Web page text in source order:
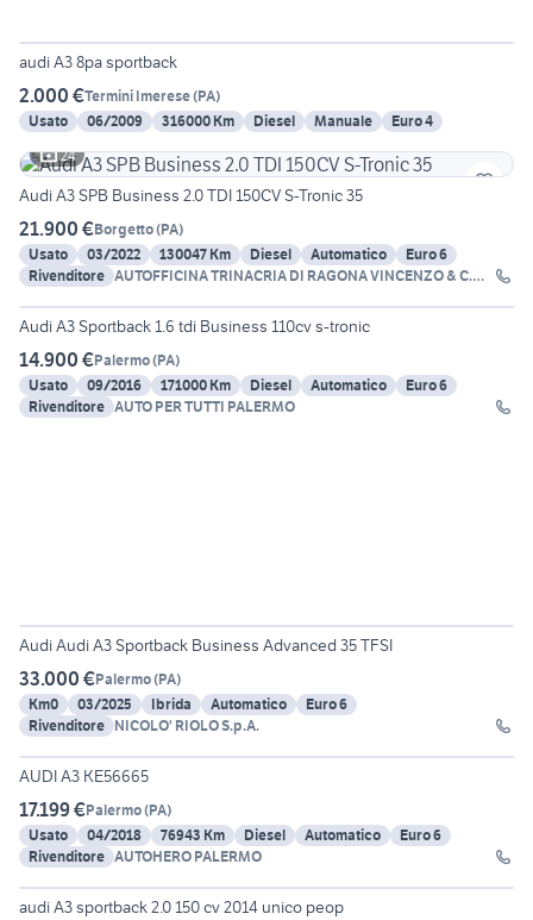
audi A3 8pa sportback
2.000 €Termini Imerese(PA)
Usato
06/2009 316000 Km Diesel Manuale
Euro 4
24
Audi A3 SPB Business 2.0 TDI 150CV S-Tronic 35
21.900 €Borgetto(PA)
Usato
03/2022 130047 Km Diesel Automatico
Euro 6
Rivenditore AUTOFFICINA TRINACRIA DI RAGONA VINCENZO & C.
20
Audi A3 Sportback 1.6 tdi Business 110cv s-tronic
14.900 €Palermo(PA)
Usato
09/2016 171000 Km Diesel Automatico
Euro 6
Rivenditore AUTO PER TUTTI PALERMO
Audi Audi A3 Sportback Business Advanced 35 TFSI
33.000 €Palermo(PA)
Km0
03/2025 Ibrida Automatico
Euro 6
Rivenditore NICOLO' RIOLO S.p.A.
10
AUDI A3 KE56665
17.199 €Palermo(PA)
Usato
04/2018 76943 Km Diesel Automatico
Euro 6
Rivenditore AUTOHERO PALERMO
6
audi A3 sportback 2.0 150 cv 2014 unico peop